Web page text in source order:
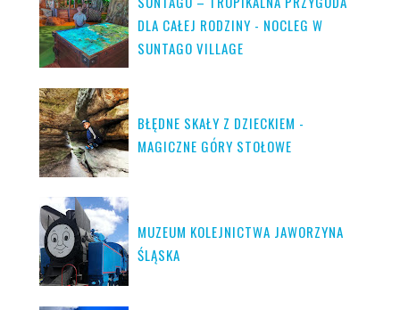
DLA CAŁEJ RODZINY - NOCLEG W
SUNTAGO VILLAGE
BŁĘDNE SKAŁY Z DZIECKIEM -
MAGICZNE GÓRY STOŁOWE
MUZEUM KOLEJNICTWA JAWORZYNA
ŚLĄSKA